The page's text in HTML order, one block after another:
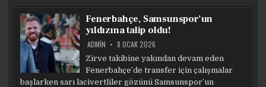
SONRASI
DOMENICO
TEDESCO’DAN
FLAŞ
SÖZLER:
PARAYLA
ALINACAK
BIR
ŞEY
DEĞIL
BU
SONRASI
TEDESCO’DAN
FLAŞ
SÖZLER:
ALINACAK
BIR
ŞEY
DEĞIL
SONRASI
TEDESCO’DAN
FLAŞ
SÖZLER:
PARAYLA
ALINACAK
BIR
DEĞIL
BU
SONRASI
TEDESCO’DAN
FLAŞ
SÖZLER:
DEĞIL
Fenerbahçe, Samsunspor’un
yıldızına talip oldu!
ADMIN 8 OCAK 2026
Zirve takibine yakından devam eden
Fenerbahçe’de transfer için çalışmalar
başlarken sarı lacivertliler gözünü Samsunspor’un